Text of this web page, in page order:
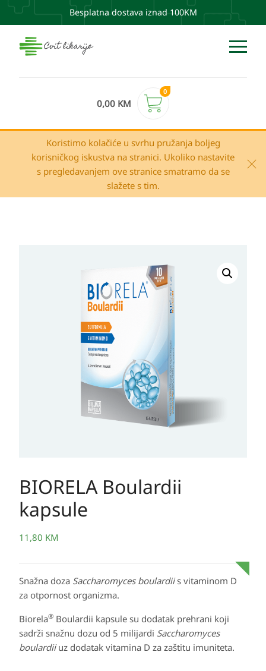
Besplatna dostava iznad 100KM
0,00 KM
0
Koristimo kolačiće u svrhu pružanja boljeg
korisničkog iskustva na stranici. Ukoliko nastavite
s pregledavanjem ove stranice smatramo da se
slažete s tim.
BIORELA Boulardii
kapsule
11,80 KM
Snažna doza Saccharomyces boulardiis vitaminom D
za otpornost organizma.
Biorela® Boulardii kapsule su dodatak prehrani koji
sadrži snažnu dozu od 5 milijardi Saccharomyces
boulardiiuz dodatak vitamina D za zaštitu imuniteta.